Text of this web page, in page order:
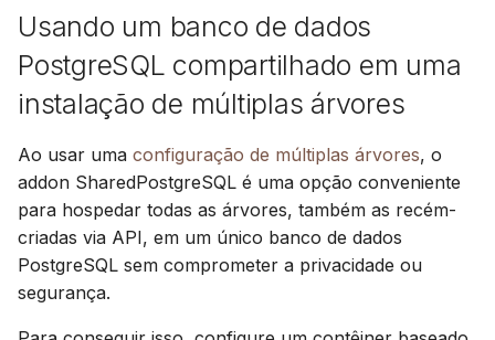
Usando um banco de dados
PostgreSQL compartilhado em uma
instalação de múltiplas árvores
Ao usar uma configuração de múltiplas árvores, o
addon SharedPostgreSQL é uma opção conveniente
para hospedar todas as árvores, também as recém-
criadas via API, em um único banco de dados
PostgreSQL sem comprometer a privacidade ou
segurança.